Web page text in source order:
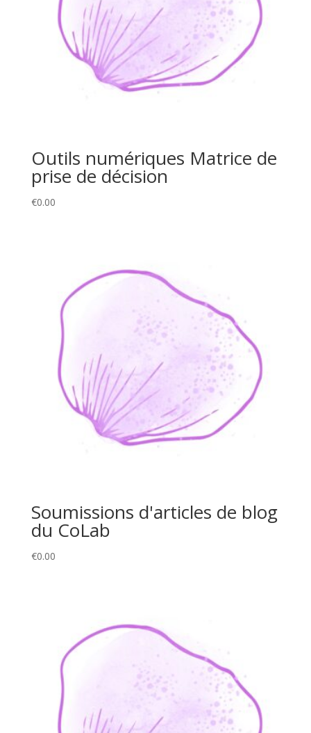
Outils numériques Matrice de
prise de décision
€0.00
Soumissions d'articles de blog
du CoLab
€0.00